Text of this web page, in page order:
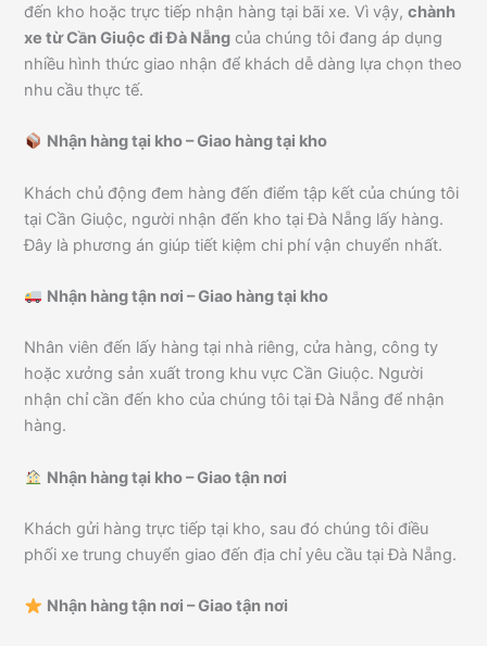
đến kho hoặc trực tiếp nhận hàng tại bãi xe. Vì vậy,chành
xe từ Cần Giuộc đi Đà Nẵng của chúng tôi đang áp dụng
nhiều hình thức giao nhận để khách dễ dàng lựa chọn theo
nhu cầu thực tế.
Nhận hàng tại kho – Giao hàng tại kho
Khách chủ động đem hàng đến điểm tập kết của chúng tôi
tại Cần Giuộc, người nhận đến kho tại Đà Nẵng lấy hàng.
Đây là phương án giúp tiết kiệm chi phí vận chuyển nhất.
Nhận hàng tận nơi – Giao hàng tại kho
Nhân viên đến lấy hàng tại nhà riêng, cửa hàng, công ty
hoặc xưởng sản xuất trong khu vực Cần Giuộc. Người
nhận chỉ cần đến kho của chúng tôi tại Đà Nẵng để nhận
hàng.
Nhận hàng tại kho – Giao tận nơi
Khách gửi hàng trực tiếp tại kho, sau đó chúng tôi điều
phối xe trung chuyển giao đến địa chỉ yêu cầu tại Đà Nẵng.
Nhận hàng tận nơi – Giao tận nơi